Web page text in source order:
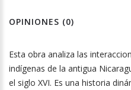
OPINIONES (0)
Esta obra analiza las
indígenas de la antigua
el siglo XVI. Es una historia